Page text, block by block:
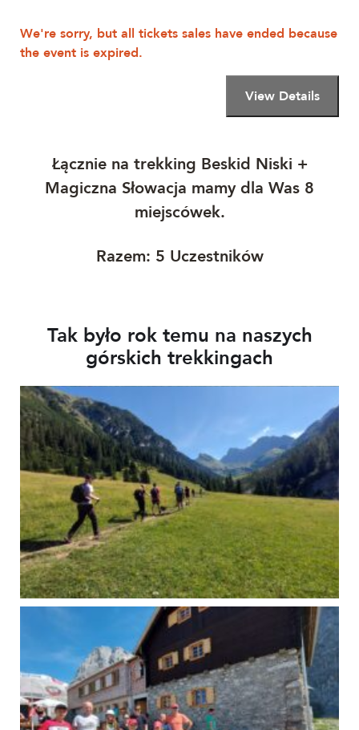
We're sorry, but all tickets sales have ended because
the event is expired.
Łącznie na trekking Beskid Niski +
Magiczna Słowacja mamy dla Was 8
miejscówek.
​Razem: 5 Uczestników
Tak było rok temu na naszych
górskich trekkingach